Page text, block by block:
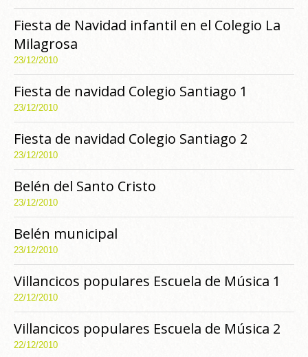
Fiesta de Navidad infantil en el Colegio La
Milagrosa
23/12/2010
Fiesta de navidad Colegio Santiago 1
23/12/2010
Fiesta de navidad Colegio Santiago 2
23/12/2010
Belén del Santo Cristo
23/12/2010
Belén municipal
23/12/2010
Villancicos populares Escuela de Música 1
22/12/2010
Villancicos populares Escuela de Música 2
22/12/2010